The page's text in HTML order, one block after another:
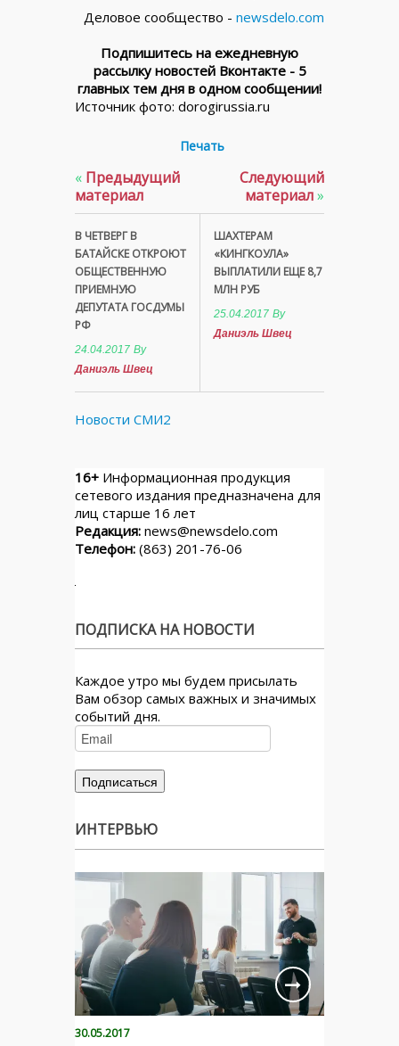
Деловое сообщество - newsdelo.com
Подпишитесь на ежедневную
рассылку новостей Вконтакте - 5
главных тем дня в одном сообщении!
Источник фото: dorogirussia.ru
Печать
« Предыдущий
материал
В ЧЕТВЕРГ В
БАТАЙСКЕ ОТКРОЮТ
ОБЩЕСТВЕННУЮ
ПРИЕМНУЮ
ДЕПУТАТА ГОСДУМЫ
РФ
24.04.2017 By
Даниэль Швец
Следующий
материал»
ШАХТЕРАМ
«КИНГКОУЛА»
ВЫПЛАТИЛИ ЕЩЕ 8,7
МЛН РУБ
25.04.2017 By
Даниэль Швец
Новости СМИ2
16+ Информационная продукция
сетевого издания предназначена для
лиц старше 16 лет
Редакция: news@newsdelo.com
Телефон: (863) 201-76-06
ПОДПИСКА НА НОВОСТИ
Каждое утро мы будем присылать
Вам обзор самых важных и значимых
событий дня.
ИНТЕРВЬЮ
30.05.2017